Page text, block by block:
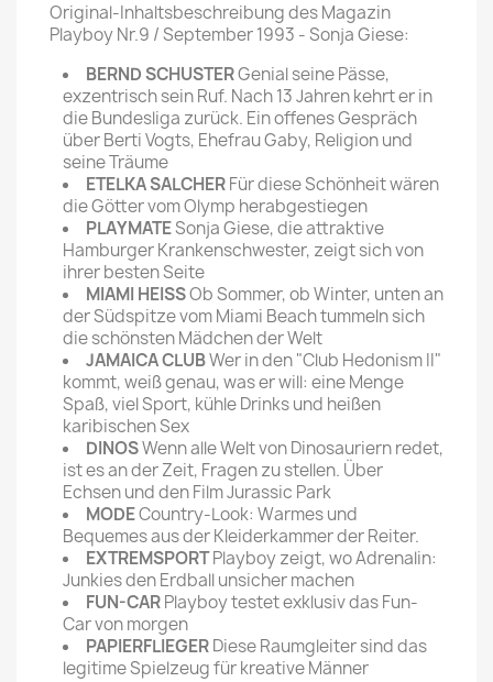
Original-Inhaltsbeschreibung des Magazin
Playboy Nr.9 / September 1993 - Sonja Giese:
BERND SCHUSTERGenial seine Pässe,
exzentrisch sein Ruf. Nach 13 Jahren kehrt er in
die Bundesliga zurück. Ein offenes Gespräch
über Berti Vogts, Ehefrau Gaby, Religion und
seine Träume
ETELKA SALCHERFür diese Schönheit wären
die Götter vom Olymp herabgestiegen
PLAYMATESonja Giese, die attraktive
Hamburger Krankenschwester, zeigt sich von
ihrer besten Seite
MIAMI HEISSOb Sommer, ob Winter, unten an
der Südspitze vom Miami Beach tummeln sich
die schönsten Mädchen der Welt
JAMAICA CLUBWer in den "Club Hedonism II"
kommt, weiß genau, was er will: eine Menge
Spaß, viel Sport, kühle Drinks und heißen
karibischen Sex
DINOSWenn alle Welt von Dinosauriern redet,
ist es an der Zeit, Fragen zu stellen. Über
Echsen und den Film Jurassic Park
MODECountry-Look: Warmes und
Bequemes aus der Kleiderkammer der Reiter.
EXTREMSPORTPlayboy zeigt, wo Adrenalin:
Junkies den Erdball unsicher machen
FUN-CARPlayboy testet exklusiv das Fun-
Car von morgen
PAPIERFLIEGERDiese Raumgleiter sind das
legitime Spielzeug für kreative Männer